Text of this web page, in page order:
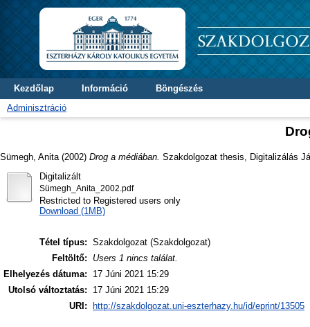
Kezdőlap Információ
Böngészés
Adminisztráció
Sümegh, Anita (2002) Drog a médiában. Szakdolgozat thesis, Digitalizálás
Digitalizált
Sümegh_Anita_2002.pdf
Restricted to Registered users only
Download (1MB)
Tétel típus: Szakdolgozat (Szakdolgozat)
Feltöltő:
Users 1 nincs találat.
Elhelyezés dátuma:
17 Júni 2021 15:29
Utolsó változtatás:
17 Júni 2021 15:29
URI:
http://szakdolgozat.uni-eszterhazy.hu/id/eprint/13505